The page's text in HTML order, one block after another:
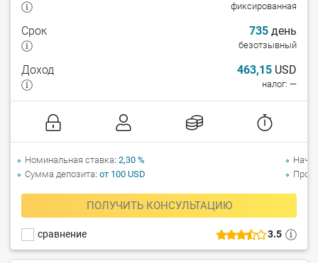
3.5
сравнение
фиксированная
Срок 735 день
безотзывный
Доход 463,15 USD
налог: —
ПОЛУЧИТЬ КОНСУЛЬТАЦИЮ
Номинальная ставка 2,30 %
Сумма депозита от 100 USD